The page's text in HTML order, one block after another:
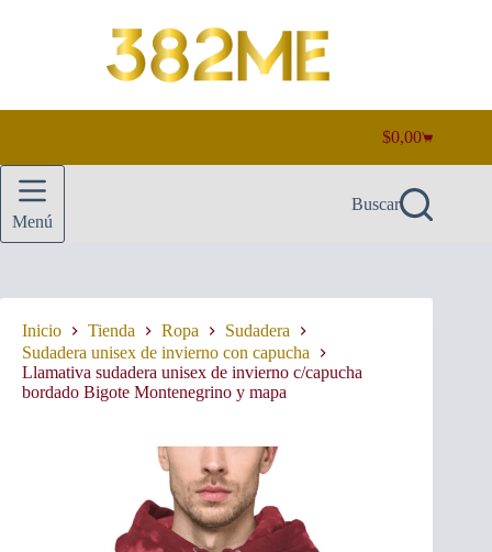
Carro
de
compra
$0,00
Menú
Buscar
Inicio Tienda Ropa
Sudadera
Sudadera unisex de invierno con capucha
Llamativa sudadera unisex de invierno c/capucha
bordado Bigote Montenegrino y mapa